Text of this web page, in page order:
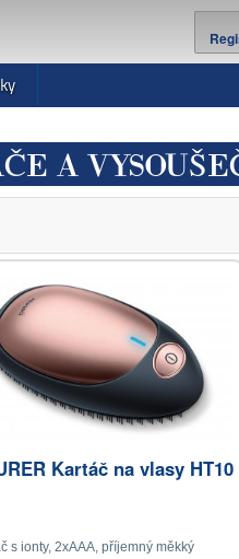
A
Kartáč na vlasy HT10
s ionty, 2xAAA, příjemný měkký